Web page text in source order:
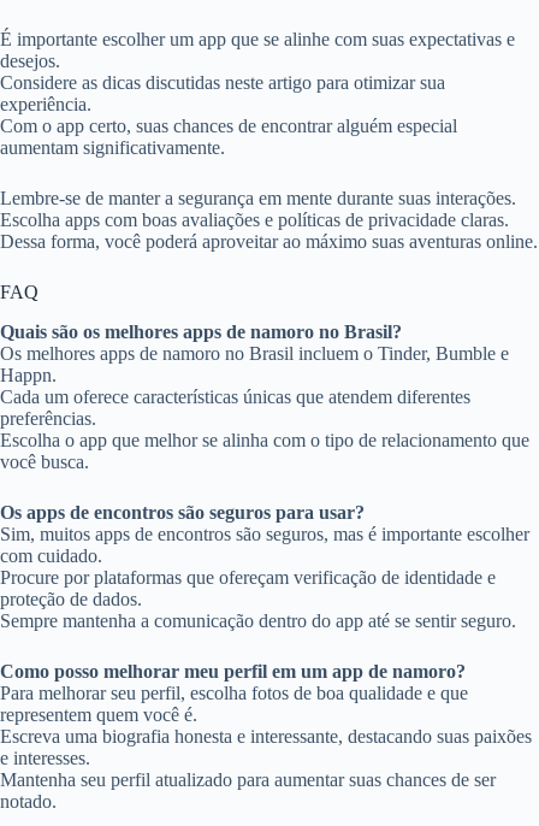
É importante escolher um app que se alinhe com suas expectativas e
desejos.
Considere as dicas discutidas neste artigo para otimizar sua
experiência.
Com o app certo, suas chances de encontrar alguém especial
aumentam significativamente.
Lembre-se de manter a segurança em mente durante suas interações.
Escolha apps com boas avaliações e políticas de privacidade claras.
Dessa forma, você poderá aproveitar ao máximo suas aventuras online.
FAQ
Quais são os melhores apps de namoro no Brasil?
Os melhores apps de namoro no Brasil incluem o Tinder, Bumble e
Happn.
Cada um oferece características únicas que atendem diferentes
preferências.
Escolha o app que melhor se alinha com o tipo de relacionamento que
você busca.
Os apps de encontros são seguros para usar?
Sim, muitos apps de encontros são seguros, mas é importante escolher
com cuidado.
Procure por plataformas que ofereçam verificação de identidade e
proteção de dados.
Sempre mantenha a comunicação dentro do app até se sentir seguro.
Como posso melhorar meu perfil em um app de namoro?
Para melhorar seu perfil, escolha fotos de boa qualidade e que
representem quem você é.
Escreva uma biografia honesta e interessante, destacando suas paixões
e interesses.
Mantenha seu perfil atualizado para aumentar suas chances de ser
notado.